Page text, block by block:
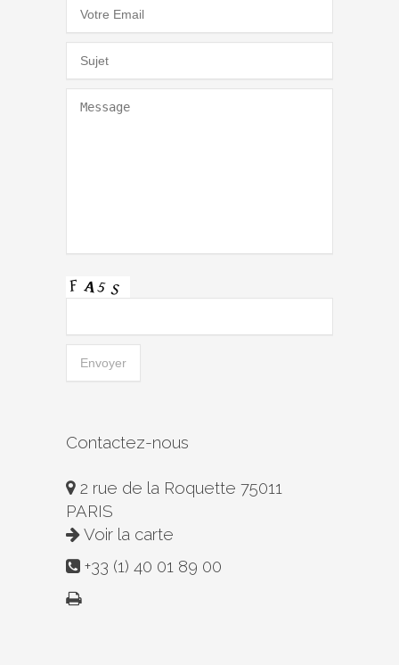
Contactez-nous
2 rue de la Roquette 75011
PARIS
Voir la carte
+33 (1) 40 01 89 00